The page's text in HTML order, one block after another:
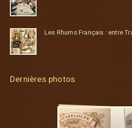
Les Rhums Français : entre
Dernières photos